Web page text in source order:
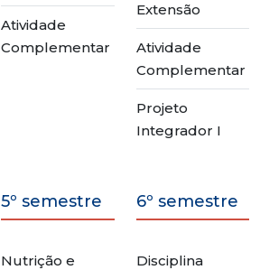
Atividade
Complementar
Extensão
Atividade
Complementar
Projeto
Integrador I
5º semestre
Nutrição e
6º semestre
Disciplina